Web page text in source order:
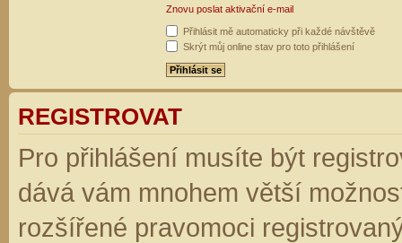
Znovu poslat aktivační e-mail
Přihlásit mě automaticky při každé návštěvě
Skrýt můj online stav pro toto přihlášení
REGISTROVAT
Pro přihlášení musíte být
dává vám mnohem větší
rozšířené pravomoci